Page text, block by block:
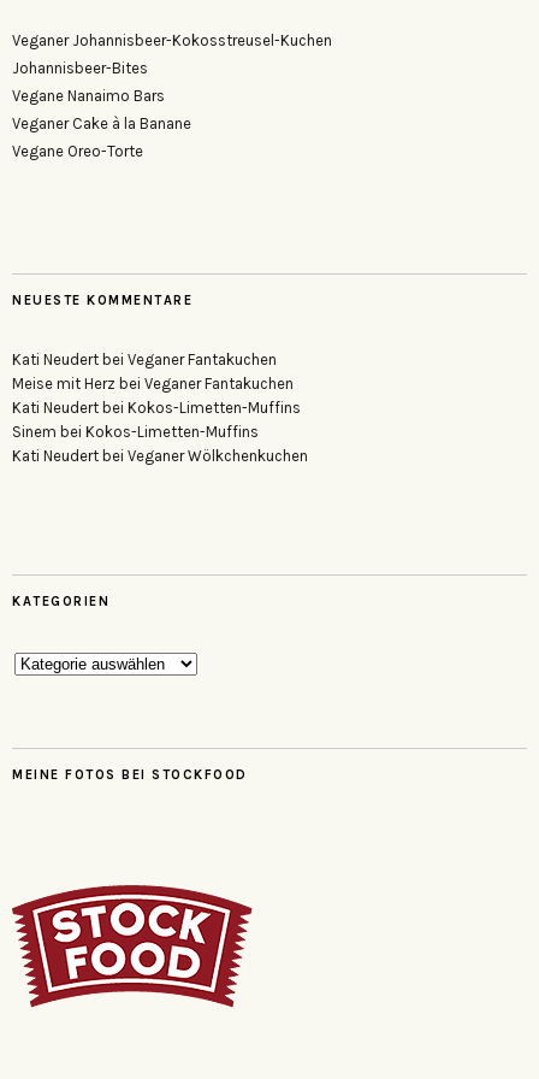
Veganer Johannisbeer-Kokosstreusel-Kuchen
Johannisbeer-Bites
Vegane Nanaimo Bars
Veganer Cake à la Banane
Vegane Oreo-Torte
NEUESTE KOMMENTARE
Kati Neudert bei Veganer Fantakuchen
Meise mit Herz bei Veganer Fantakuchen
Kati Neudert bei Kokos-Limetten-Muffins
Sinem bei Kokos-Limetten-Muffins
Kati Neudert bei Veganer Wölkchenkuchen
KATEGORIEN
Kategorien
MEINE FOTOS BEI STOCKFOOD